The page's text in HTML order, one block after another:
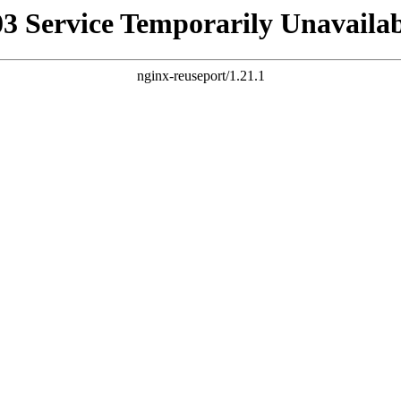
Service Temporarily
nginx-reuseport/1.21.1